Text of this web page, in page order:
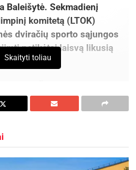
Baleišytė. Sekmadienį
komitetą (LTOK)
dviračių sporto sąjungos
netikėtai laisvą likusią
rugpjūčio 8 dieną dalyvaus
daugiakovės varžybose
apsakyti jausmus, norisi
bet tuo pačiu ir tik vieną,
– „Aš keliauju į olimpines
Skaityti toliau